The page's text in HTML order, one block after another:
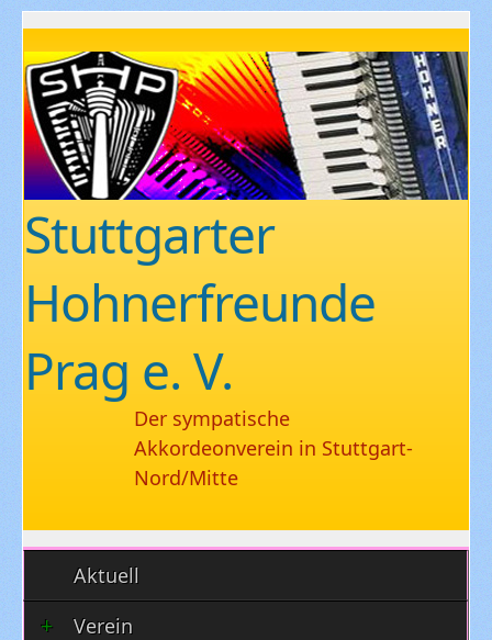
Stuttgarter
Hohnerfreunde
Prag e. V.
Der sympatische
Akkordeonverein in Stuttgart-
Nord/Mitte
Aktuell
Verein